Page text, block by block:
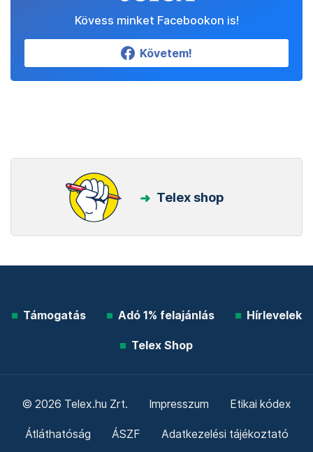
Kövess minket Facebookon is!
Követem!
Telex shop
Támogatás Adó 1% felajánlás Hírlevelek
Telex Shop
© 2026 Telex.hu Zrt. Impresszum Etikai kódex
Átláthatóság ÁSZF Adatkezelési tájékoztató